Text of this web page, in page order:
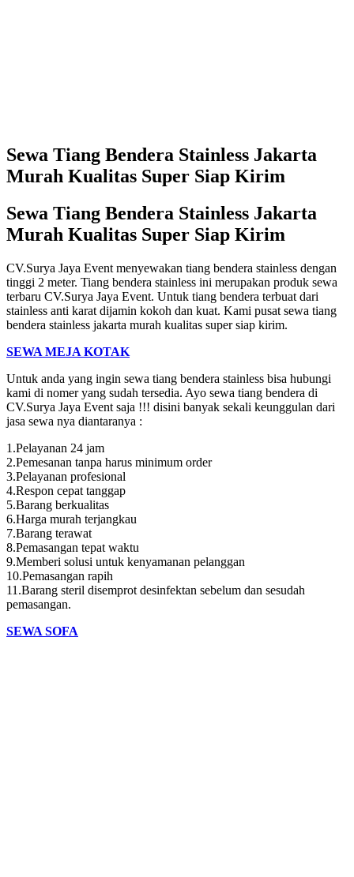
Sewa Tiang Bendera Stainless Jakarta
Murah Kualitas Super Siap Kirim
Sewa Tiang Bendera Stainless Jakarta
Murah Kualitas Super Siap Kirim
CV.Surya Jaya Event menyewakan tiang bendera stainless dengan
tinggi 2 meter. Tiang bendera stainless ini merupakan produk sewa
terbaru CV.Surya Jaya Event. Untuk tiang bendera terbuat dari
stainless anti karat dijamin kokoh dan kuat. Kami pusat sewa tiang
bendera stainless jakarta murah kualitas super siap kirim.
SEWA MEJA KOTAK
Untuk anda yang ingin sewa tiang bendera stainless bisa hubungi
kami di nomer yang sudah tersedia. Ayo sewa tiang bendera di
CV.Surya Jaya Event saja !!! disini banyak sekali keunggulan dari
jasa sewa nya diantaranya :
1.Pelayanan 24 jam
2.Pemesanan tanpa harus minimum order
3.Pelayanan profesional
4.Respon cepat tanggap
5.Barang berkualitas
6.Harga murah terjangkau
7.Barang terawat
8.Pemasangan tepat waktu
9.Memberi solusi untuk kenyamanan pelanggan
10.Pemasangan rapih
11.Barang steril disemprot desinfektan sebelum dan sesudah
pemasangan.
SEWA SOFA